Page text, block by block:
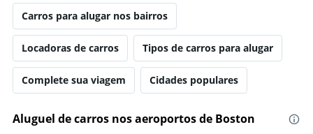
Carros para alugar nos bairros
Locadoras de carros Tipos de carros para alugar
Complete sua viagem Cidades populares
Aluguel de carros nos aeroportos de Boston